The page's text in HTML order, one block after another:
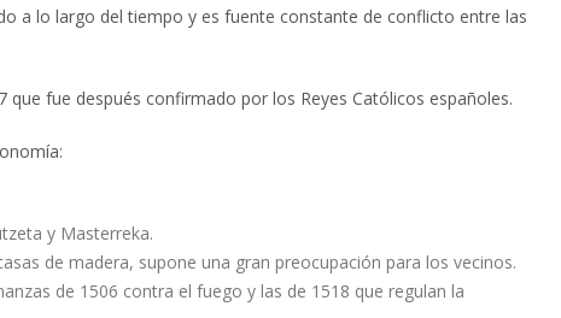
a lo largo del tiempo y es fuente constante de conflicto entre las
fue después confirmado por los Reyes Católicos españoles.
y Masterreka.
de madera, supone una gran preocupación para los vecinos.
de 1506 contra el fuego y las de 1518 que regulan la